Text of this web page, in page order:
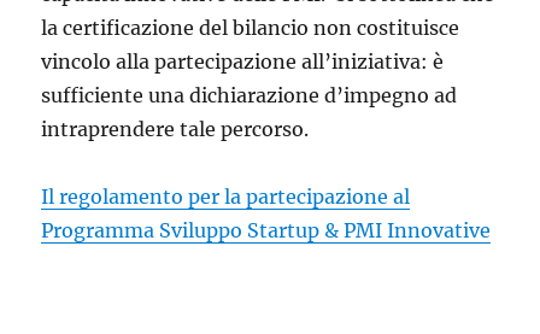
la certificazione del bilancio non costituisce
vincolo alla partecipazione all’iniziativa: è
sufficiente una dichiarazione d’impegno ad
intraprendere tale percorso.
Il regolamento per la partecipazione al
Programma Sviluppo Startup & PMI Innovative